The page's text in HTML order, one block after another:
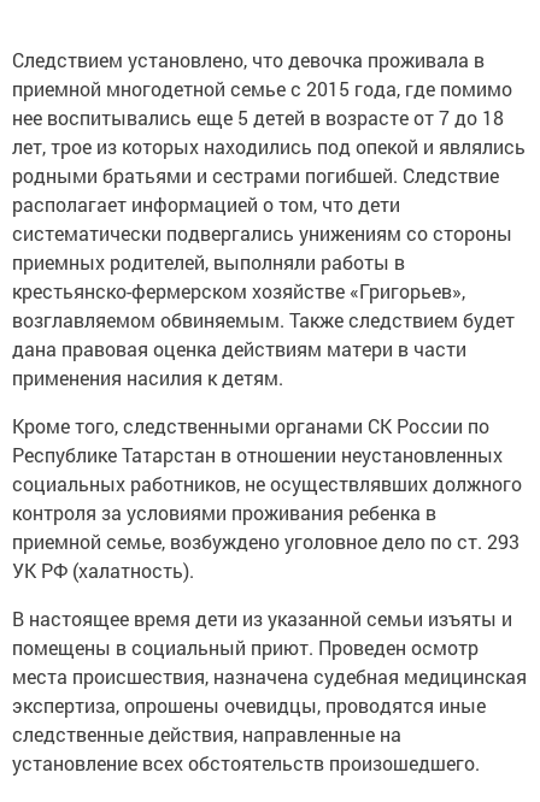
Следствием установлено, что девочка проживала в
приемной многодетной семье с 2015 года, где помимо
нее воспитывались еще 5 детей в возрасте от 7 до 18
лет, трое из которых находились под опекой и являлись
родными братьями и сестрами погибшей. Следствие
располагает информацией о том, что дети
систематически подвергались унижениям со стороны
приемных родителей, выполняли работы в
крестьянско-фермерском хозяйстве «Григорьев»,
возглавляемом обвиняемым. Также следствием будет
дана правовая оценка действиям матери в части
применения насилия к детям.
Кроме того, следственными органами СК России по
Республике Татарстан в отношении неустановленных
социальных работников, не осуществлявших должного
контроля за условиями проживания ребенка в
приемной семье, возбуждено уголовное дело по ст. 293
УК РФ (халатность).
В настоящее время дети из указанной семьи изъяты и
помещены в социальный приют. Проведен осмотр
места происшествия, назначена судебная медицинская
экспертиза, опрошены очевидцы, проводятся иные
следственные действия, направленные на
установление всех обстоятельств произошедшего.